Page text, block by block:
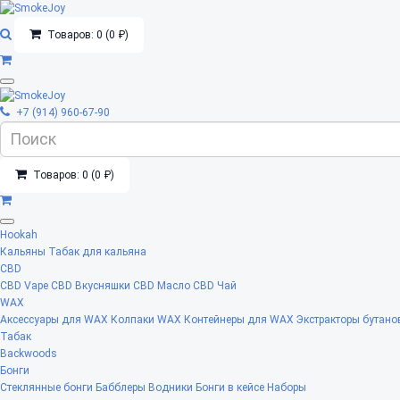
Товаров: 0 (0 ₽)
+7 (914) 960-67-90
Товаров: 0 (0 ₽)
Hookah
Кальяны Табак для кальяна
CBD
CBD Vape CBD Вкусняшки CBD Масло CBD Чай
WAX
Аксессуары для WAX Колпаки WAX Контейнеры для WAX Экстракторы
Табак
Backwoods
Бонги
Стеклянные бонги Бабблеры Водники Бонги в кейсе Наборы